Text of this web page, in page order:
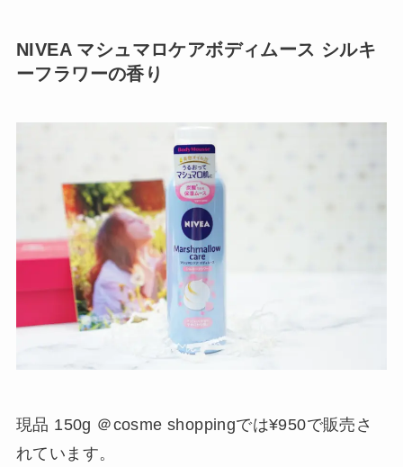
NIVEA マシュマロケアボディムース シルキ
ーフラワーの香り
現品 150g ＠cosme shoppingでは¥950で販売さ
れています。